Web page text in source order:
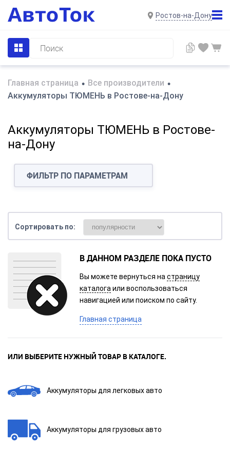
Ростов-на-Дону
Главная страница • Все производители •
Аккумуляторы ТЮМЕНЬ в Ростове-на-Дону
Аккумуляторы ТЮМЕНЬ в Ростове-
на-Дону
ФИЛЬТР ПО ПАРАМЕТРАМ
Сортировать по:
В ДАННОМ РАЗДЕЛЕ ПОКА ПУСТО
Вы можете вернуться на страницу
каталога или воспользоваться
навигацией или поиском по сайту.
Главная страница
ИЛИ ВЫБЕРИТЕ НУЖНЫЙ ТОВАР В КАТАЛОГЕ.
Аккумуляторы для легковых авто
Аккумуляторы для грузовых авто